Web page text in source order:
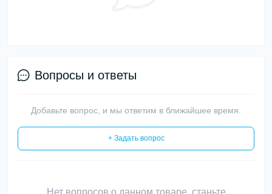
Вопросы и ответы
Добавьте вопрос, и мы ответим в ближайшее время.
+ Задать вопрос
Нет вопросов о данном товаре, станьте